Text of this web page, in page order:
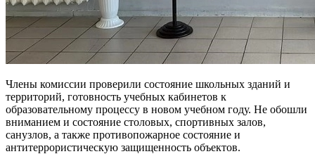
Члены комиссии проверили состояние школьных зданий и
территорий, готовность учебных кабинетов к
образовательному процессу в новом учебном году. Не обошли
вниманием и состояние столовых, спортивных залов,
санузлов, а также противопожарное состояние и
антитеррористическую защищенность объектов.